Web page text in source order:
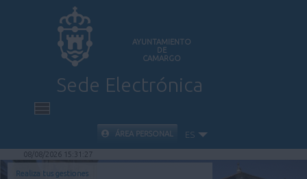
AYUNTAMIENTO
DE
CAMARGO
Sede Electrónica
INICIO
INFORMACIÓN PÚBLICA
ÁREA PERSONAL ES
08/08/2026 15:31:27
Realiza tus gestiones